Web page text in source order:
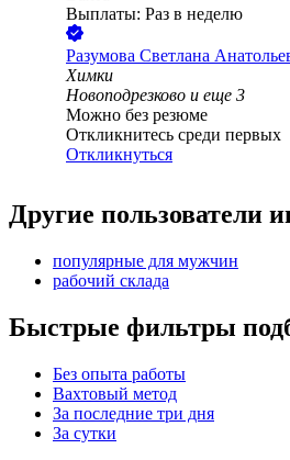
Выплаты: Раз в неделю
Разумова Светлана
Химки
Новоподрезково и еще 3
Можно без резюме
Откликнитесь среди первых
Откликнуться
Другие пользователи
популярные для мужчин
рабочий склада
Быстрые фильтры
Без опыта работы
Вахтовый метод
За последние три дня
За сутки